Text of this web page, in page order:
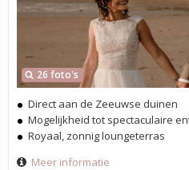
26 foto's
Direct aan de Zeeuwse duinen
Mogelijkheid tot spectaculaire
Royaal, zonnig loungeterras
Meer informatie